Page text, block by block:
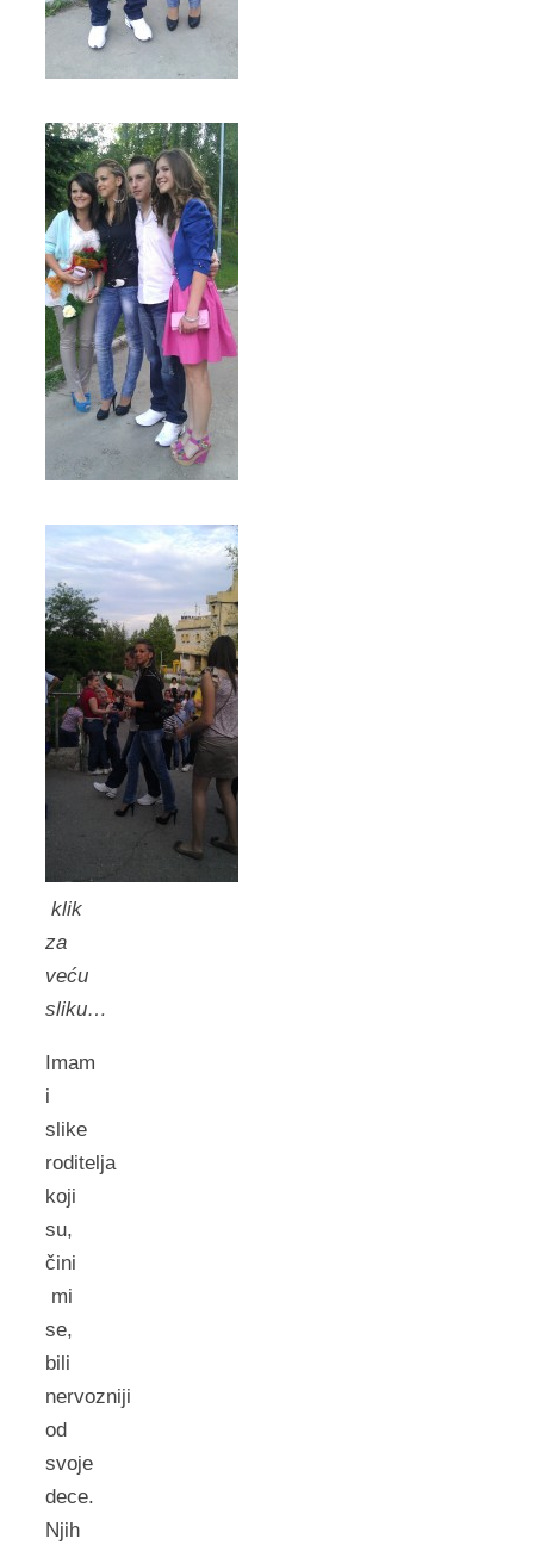
klik
za
veću
sliku…
Imam
i
slike
roditelja
koji
su,
čini
mi
se,
bili
nervozniji
od
svoje
dece.
Njih